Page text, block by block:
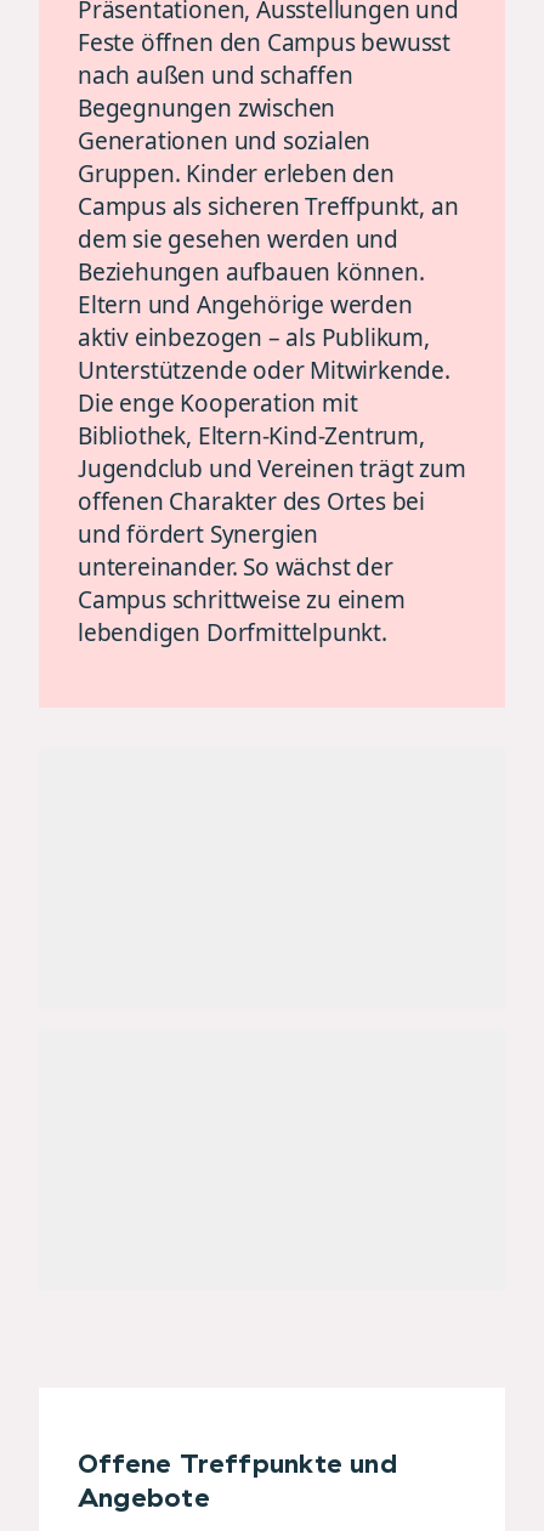
Präsentationen, Ausstellungen und
Feste öffnen den Campus bewusst
nach außen und schaffen
Begegnungen zwischen
Generationen und sozialen
Gruppen. Kinder erleben den
Campus als sicheren Treffpunkt, an
dem sie gesehen werden und
Beziehungen aufbauen können.
Eltern und Angehörige werden
aktiv einbezogen – als Publikum,
Unterstützende oder Mitwirkende.
Die enge Kooperation mit
Bibliothek, Eltern-Kind-Zentrum,
Jugendclub und Vereinen trägt zum
offenen Charakter des Ortes bei
und fördert Synergien
untereinander. So wächst der
Campus schrittweise zu einem
lebendigen Dorfmittelpunkt.
Offene Treffpunkte und
Angebote